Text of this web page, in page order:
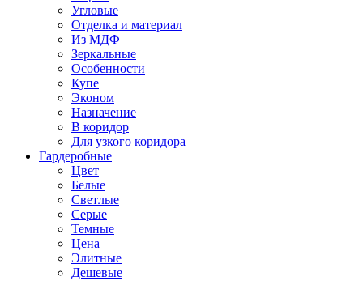
Угловые
Отделка и материал
Из МДФ
Зеркальные
Особенности
Купе
Эконом
Назначение
В коридор
Для узкого коридора
Гардеробные
Цвет
Белые
Светлые
Серые
Темные
Цена
Элитные
Дешевые